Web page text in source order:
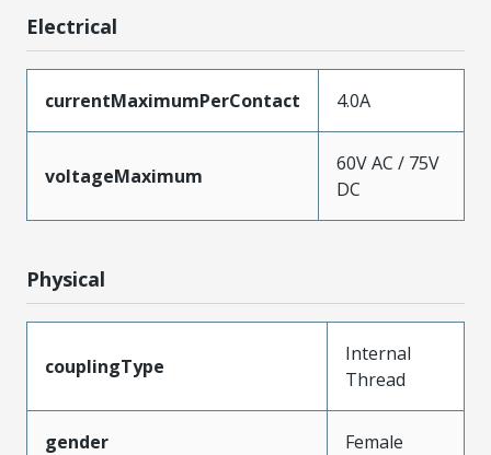
Electrical
currentMaximumPerContact 4.0A
voltageMaximum
60V AC / 75V
DC
Physical
couplingType
Internal
Thread
gender Female